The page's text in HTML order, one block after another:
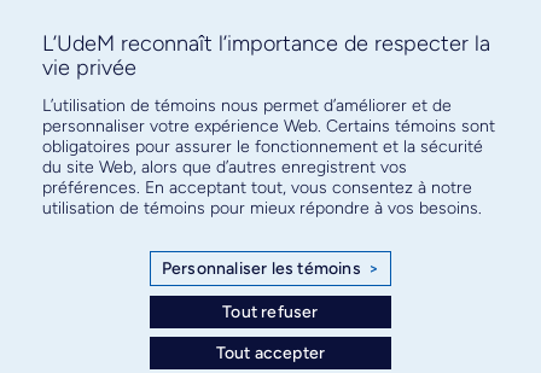
Abonnez-vous à notre infolettre
pour connaître l’actualité facultaire
L’UdeM reconnaît l’importance de respecter la
vie privée
L’utilisation de témoins nous permet d’améliorer et de
personnaliser votre expérience Web. Certains témoins sont
obligatoires pour assurer le fonctionnement et la sécurité
du site Web, alors que d’autres enregistrent vos
préférences. En acceptant tout, vous consentez à notre
utilisation de témoins pour mieux répondre à vos besoins.
Personnaliser les témoins >
Tout refuser
Tout accepter